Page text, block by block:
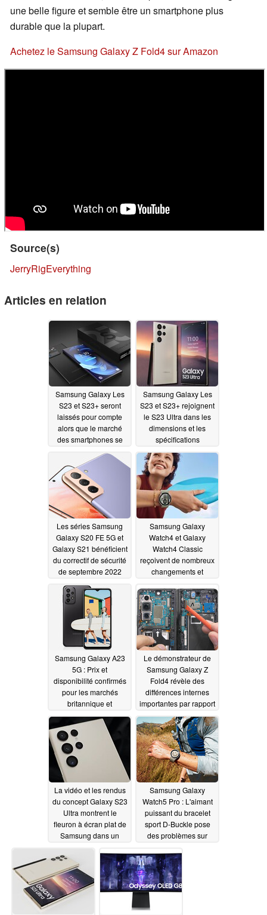
une belle figure et semble être un smartphone plus
durable que la plupart.
Achetez le Samsung Galaxy Z Fold4 sur Amazon
Source(s)
JerryRigEverything
Articles en relation
Samsung Galaxy Les
S23 et S23+ seront
laissés pour compte
alors que le marché
des smartphones se
tourne vers les écrans
1,5K09/12/2022
Samsung Galaxy Les
S23 et S23+ rejoignent
le S23 Ultra dans les
dimensions et les
spécifications
d'affichage peu
inspirantes de la fuite
09/10/2022
Les séries Samsung
Galaxy S20 FE 5G et
Galaxy S21 bénéficient
du correctif de sécurité
de septembre 2022
09/07/2022
Samsung Galaxy
Watch4 et Galaxy
Watch4 Classic
reçoivent de nombreux
changements et
mise à jour One UI
Watch 4.5
09/07/2022
Samsung Galaxy A23
5G : Prix et
disponibilité confirmés
pour les marchés
britannique et
américain09/07/2022
Le démonstrateur de
Samsung Galaxy Z
Fold4 révèle des
différences internes
importantes par rapport
à son prédécesseur
09/05/2022
La vidéo et les rendus
du concept Galaxy S23
Ultra montrent le
fleuron à écran plat de
Samsung dans un
beige opulent
Samsung Galaxy
Watch5 Pro : L'aimant
puissant du bracelet
sport D-Buckle pose
des problèmes sur
portables09/03/2022